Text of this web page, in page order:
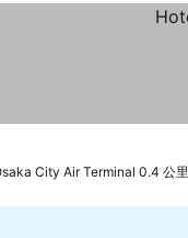
City Air Terminal 0.4 公